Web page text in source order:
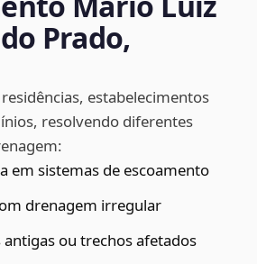
Prado,
estabelecimentos
resolvendo diferentes
em sistemas de escoamento
drenagem irregular
antigas ou trechos afetados